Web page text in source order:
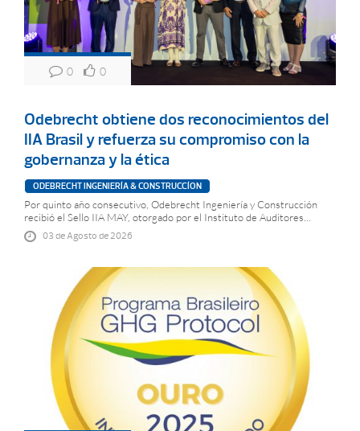
0 0
Odebrecht obtiene dos reconocimientos del
IIA Brasil y refuerza su compromiso con la
gobernanza y la ética
ODEBRECHT INGENIERÍA & CONSTRUCCÍON
Por quinto año consecutivo, Odebrecht Ingeniería y Construcción
recibió el Sello IIA MAY, otorgado por el Instituto de Auditores...
03 de Agosto de 2026